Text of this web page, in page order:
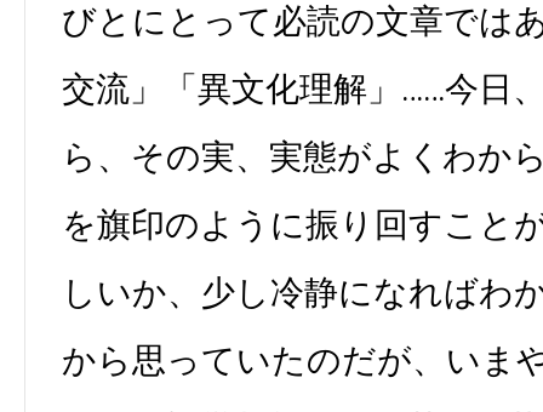
びとにとって必読の文章では
交流」「異文化理解」……今日
ら、その実、実態がよくわか
を旗印のように振り回すこと
しいか、少し冷静になればわ
から思っていたのだが、いま